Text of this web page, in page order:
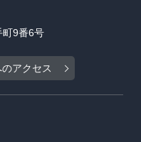
9番6号
アクセス